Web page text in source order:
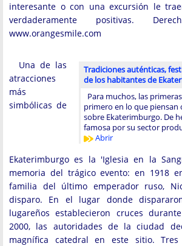
interesante o con una excursión le
verdaderamente positivas.
www.orangesmile.com
Tradiciones auténticas,
de los habitantes de
Para muchos, las
primero en lo que piensan
sobre Ekaterimburgo. De
famosa por su sector
Abrir
Una de las
atracciones
más
simbólicas de
Ekaterimburgo es la 'Iglesia en la
memoria del trágico evento: en 1918
familia del último emperador ruso,
disparo. En el lugar donde
lugareños establecieron cruces
2000, las autoridades de la ciudad
magnífica catedral en este sitio.